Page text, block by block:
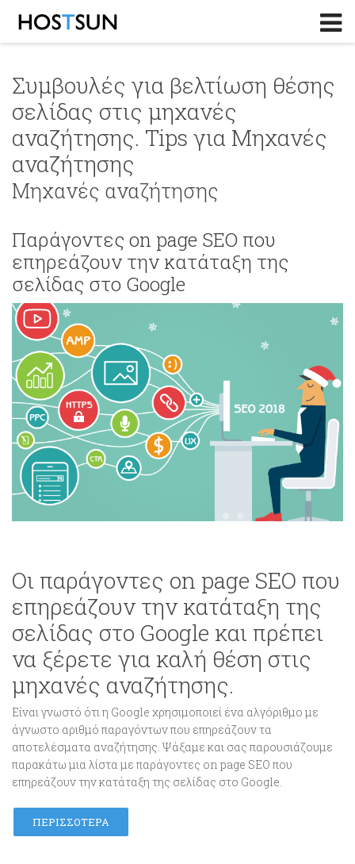
Συμβουλές για βελτίωση θέσης
σελίδας στις μηχανές
αναζήτησης. Tips για Μηχανές
αναζήτησης
Μηχανές αναζήτησης
Παράγοντες on page SEO που
επηρεάζουν την κατάταξη της
σελίδας στο Google
Οι παράγοντες on page SEO που
επηρεάζουν την κατάταξη της
σελίδας στο Google και πρέπει
να ξέρετε για καλή θέση στις
μηχανές αναζήτησης.
Είναι γνωστό ότι η Google χρησιμοποιεί ένα αλγόριθμο με
άγνωστο αριθμό παραγόντων που επηρεάζουν τα
αποτελέσματα αναζήτησης. Ψάξαμε και σας παρουσιάζουμε
παρακάτω μια λίστα με παράγοντες on page SEO που
επηρεάζουν την κατάταξη της σελίδας στο Google.
ΠΕΡΙΣΣΌΤΕΡΑ
Log in
Υπενθύμιση κωδικού?